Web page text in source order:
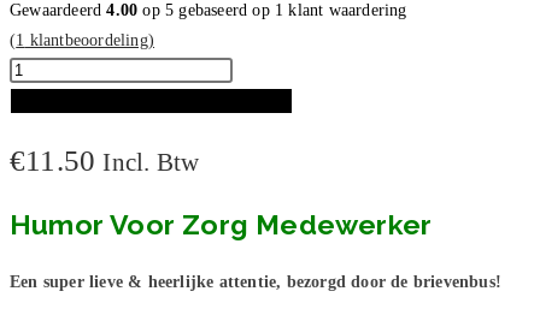
Gewaardeerd4.00 op 5 gebaseerd op 1 klant waardering
(1 klantbeoordeling)
Brievenbuspakket
€11.50 Incl. Btw
Humor Voor Zorg Medewerker
Een super lieve & heerlijke attentie, bezorgd door de brievenbus!